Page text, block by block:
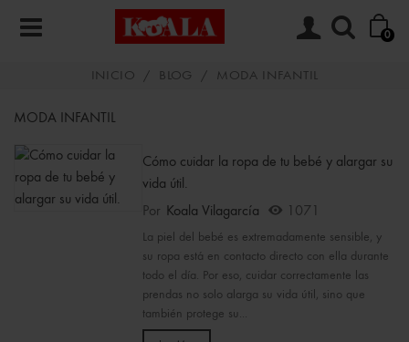
0
INICIO / BLOG / MODA INFANTIL
MODA INFANTIL
Cómo cuidar la ropa de tu bebé y alargar su
vida útil.
Por
Koala Vilagarcía 1071
La piel del bebé es extremadamente sensible, y
su ropa está en contacto directo con ella durante
todo el día. Por eso, cuidar correctamente las
prendas no solo alarga su vida útil, sino que
también protege su...